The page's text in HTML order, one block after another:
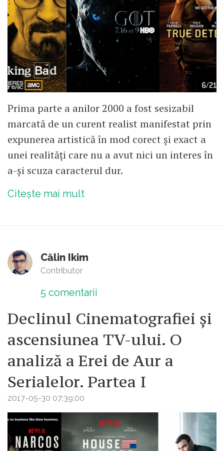
Prima parte a anilor 2000 a fost sesizabil
marcată de un curent realist manifestat prin
expunerea artistică în mod corect și exact a
unei realități care nu a avut nici un interes în
a-și scuza caracterul dur.
Citește mai mult
Călin Ikim
Contributor
5 comentarii
Declinul Cinematografiei și
ascensiunea TV-ului. O
analiză a Erei de Aur a
Serialelor. Partea I
2017-05-30 07:39:00